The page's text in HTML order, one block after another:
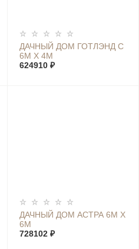
ДАЧНЫЙ ДОМ ГОТЛЭНД С
6М Х 4М
624910 ₽
ДАЧНЫЙ ДОМ АСТРА 6М Х
6М
728102 ₽